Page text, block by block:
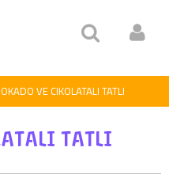
VE CIKOLATALI TATLI
TATLI